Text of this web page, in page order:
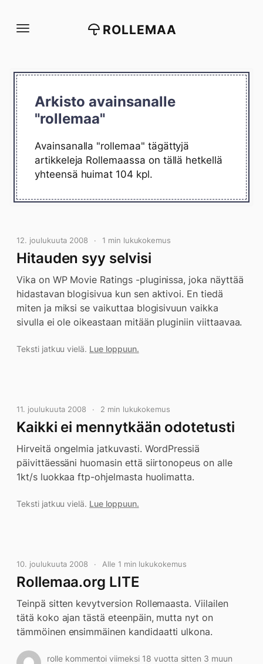
suoraan
ROLLEMAA
Arkisto avainsanalle
"rollemaa"
Avainsanalla "rollemaa" tägättyjä
artikkeleja Rollemaassa on tällä hetkellä
yhteensä huimat 104 kpl.
12. joulukuuta 2008 1 min lukukokemus
Hitauden syy selvisi
Vika on WP Movie Ratings -pluginissa, joka näyttää
hidastavan blogisivua kun sen aktivoi. En tiedä
miten ja miksi se vaikuttaa blogisivuun vaikka
sivulla ei ole oikeastaan mitään pluginiin viittaavaa.
Teksti jatkuu vielä. Lue loppuun.
11. joulukuuta 2008 2 min lukukokemus
Kaikki ei mennytkään odotetusti
Hirveitä ongelmia jatkuvasti. WordPressiä
päivittäessäni huomasin että siirtonopeus on alle
1kt/s luokkaa ftp-ohjelmasta huolimatta.
Teksti jatkuu vielä. Lue loppuun.
10. joulukuuta 2008 Alle 1 min lukukokemus
Rollemaa.org LITE
Teinpä sitten kevytversion Rollemaasta. Viilailen
tätä koko ajan tästä eteenpäin, mutta nyt on
tämmöinen ensimmäinen kandidaatti ulkona.
rolle kommentoi viimeksi 18 vuotta sitten 3 muun